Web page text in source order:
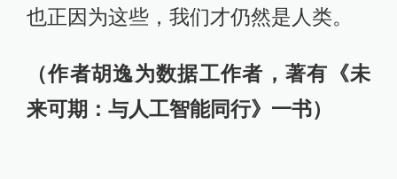
也正因为这些，我们才仍然是人类。
（作者胡逸为数据工作者，著有《未
来可期：与人工智能同行》一书）